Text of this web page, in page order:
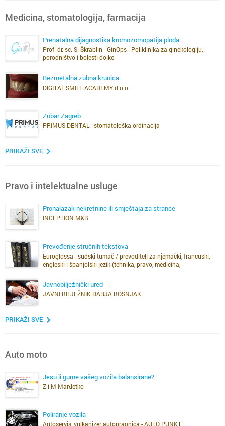
Medicina, stomatologija, farmacija
Prenatalna dijagnostika kromozomopatija ploda
Prof. dr. sc. S. Škrablin - GinOps - Poliklinika za ginekologiju,
porodništvo i bolesti dojke
Bezmetalna zubna krunica
DIGITAL SMILE ACADEMY d.o.o.
Zubar Zagreb
PRIMUS DENTAL - stomatološka ordinacija
PRIKAŽI SVE
Pravo i intelektualne usluge
Pronalazak nekretnine ili smještaja za strance
INCEPTION M&B
Prevođenje stručnih tekstova
Euroglossa - sudski tumač / prevoditelj za njemački, francuski,
engleski i španjolski jezik (tehnika, pravo, medicina,
Javnobilježnički ured
JAVNI BILJEŽNIK DARJA BOŠNJAK
PRIKAŽI SVE
Auto moto
Jesu li gume vašeg vozila balansirane?
Z i M Marđetko
Poliranje vozila
Autoservis, vulkanizer, autopraonica - AUTO PUNKT